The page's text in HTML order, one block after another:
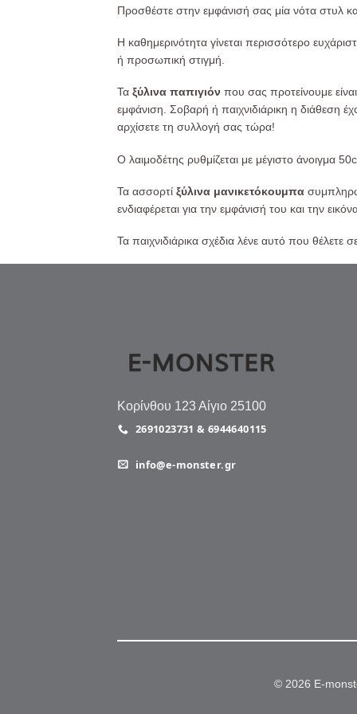
Προσθέστε στην εμφάνισή σας μία νότα στυλ
Η καθημερινότητα γίνεται περισσότερο
ή προσωπική στιγμή.
Τα ξύλινα παπιγιόν που σας προτείνουμε
εμφάνιση. Σοβαρή ή παιχνιδιάρικη η διάθεση
αρχίσετε τη συλλογή σας τώρα!
Ο λαιμοδέτης ρυθμίζεται με μέγιστο άνοιγμα
Τα ασσορτί ξύλινα μανικετόκουμπα
ενδιαφέρεται για την εμφάνισή του και την
Τα παιχνιδιάρικα σχέδια λένε αυτό που θέλετε
Κορίνθου 123 Αίγιο 25100
2691023731 & 6944640115
info@e-monster.gr
© 2026 E-